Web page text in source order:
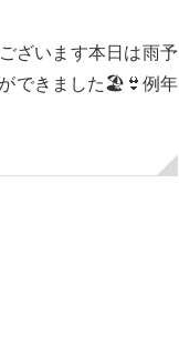
ざいます本日は雨予
できました🏖👙例年